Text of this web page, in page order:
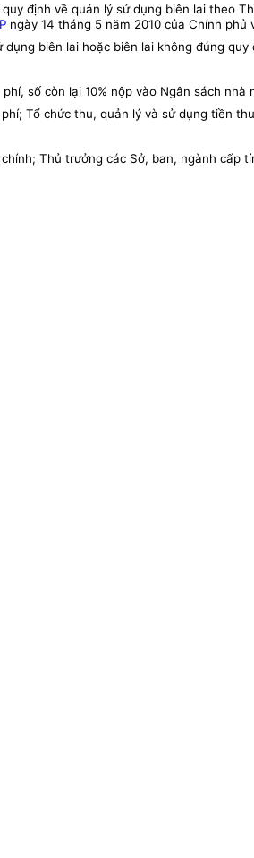
định về quản lý sử dụng biên lai theo
ngày 14 tháng 5 năm 2010 của Chính
biên lai hoặc biên lai không đúng quy
số còn lại 10% nộp vào Ngân sách nhà
Tổ chức thu, quản lý và sử dụng tiền
Thủ trưởng các Sở, ban, ngành